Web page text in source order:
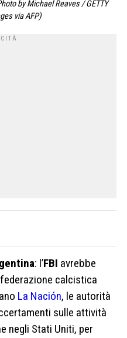
by Michael Reaves / GETTY
via AFP)
: l’FBI avrebbe
calcistica
La Nación, le autorità
sulle attività
negli Stati Uniti, per